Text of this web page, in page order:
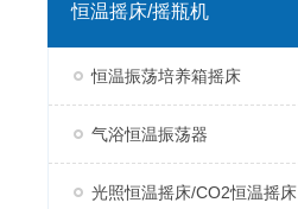
恒温摇床/摇瓶机
恒温振荡培养箱摇床
气浴恒温振荡器
光照恒温摇床/CO2恒温摇床